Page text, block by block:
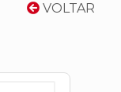
VOLTAR